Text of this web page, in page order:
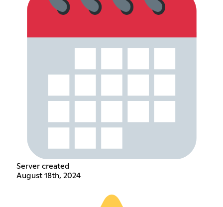
Server created
August 18th, 2024